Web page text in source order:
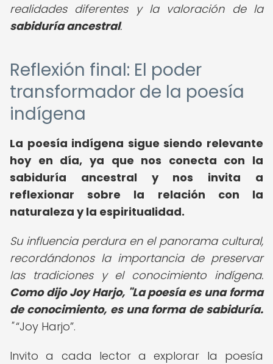
realidades diferentes y la valoración de la
sabiduría ancestral.
Reflexión final: El poder
transformador de la poesía
indígena
La poesía indígena sigue siendo relevante
hoy en día, ya que nos conecta con la
sabiduría ancestral y nos invita a
reflexionar sobre la relación con la
naturaleza y la espiritualidad.
Su influencia perdura en el panorama cultural,
recordándonos la importancia de preservar
las tradiciones y el conocimiento indígena.
Como dijo Joy Harjo, "La poesía es una forma
de conocimiento, es una forma de sabiduría.
" Joy Harjo .
Invito a cada lector a explorar la poesía